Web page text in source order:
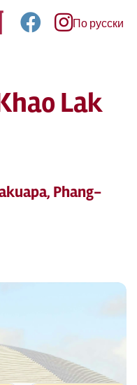
По русски
Lak
Phang-